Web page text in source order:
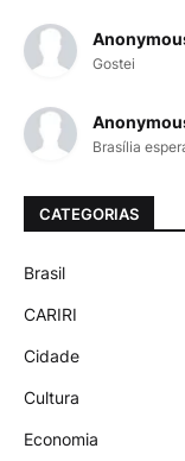
Gostei
Brasília
CATEGORIAS
Brasil
CARIRI
Cidade
Cultura
Economia